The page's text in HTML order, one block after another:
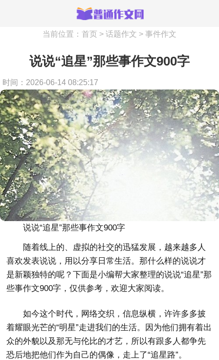
当前位置： 首页 > 话题作文 > 事件作文
说说“追星”那些事作文900字
时间：2026-06-14 08:25:17
说说“追星”那些事作文900字
随着线上的、虚拟的社交的迅猛发展，越来越多人
喜欢发表说说，用以分享日常生活。那什么样的说说才
是新颖独特的呢？下面是小编帮大家整理的说说“追星”那
些事作文900字，仅供参考，欢迎大家阅读。
如今这个时代，网络交织，信息纵横，许许多多披
着耀眼光芒的“明星”走进我们的生活。因为他们拥有着出
众的外貌以及那无与伦比的才艺，所以有跟多人都争先
恐后地把他们作为自己的偶像，走上了“追星路”。